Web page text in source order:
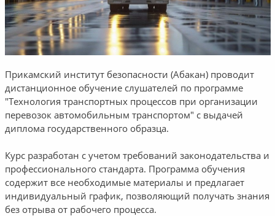
Прикамский институт безопасности (Абакан) проводит
дистанционное обучение слушателей по программе
"Технология транспортных процессов при организации
перевозок автомобильным транспортом" с выдачей
диплома государственного образца.
Курс разработан с учетом требований законодательства и
профессионального стандарта. Программа обучения
содержит все необходимые материалы и предлагает
индивидуальный график, позволяющий получать знания
без отрыва от рабочего процесса.